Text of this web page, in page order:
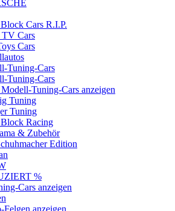
Cars R.I.P.
TV Cars
Cars
Tuning-Cars
Tuning-Cars
Tuning-Cars anzeigen
Tuning
Tuning
Racing
& Zubehör
Edition
%
Cars anzeigen
anzeigen